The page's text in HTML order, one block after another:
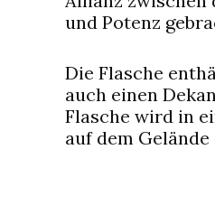
und Potenz
Die Flasche
auch einen
Flasche wird in
auf dem